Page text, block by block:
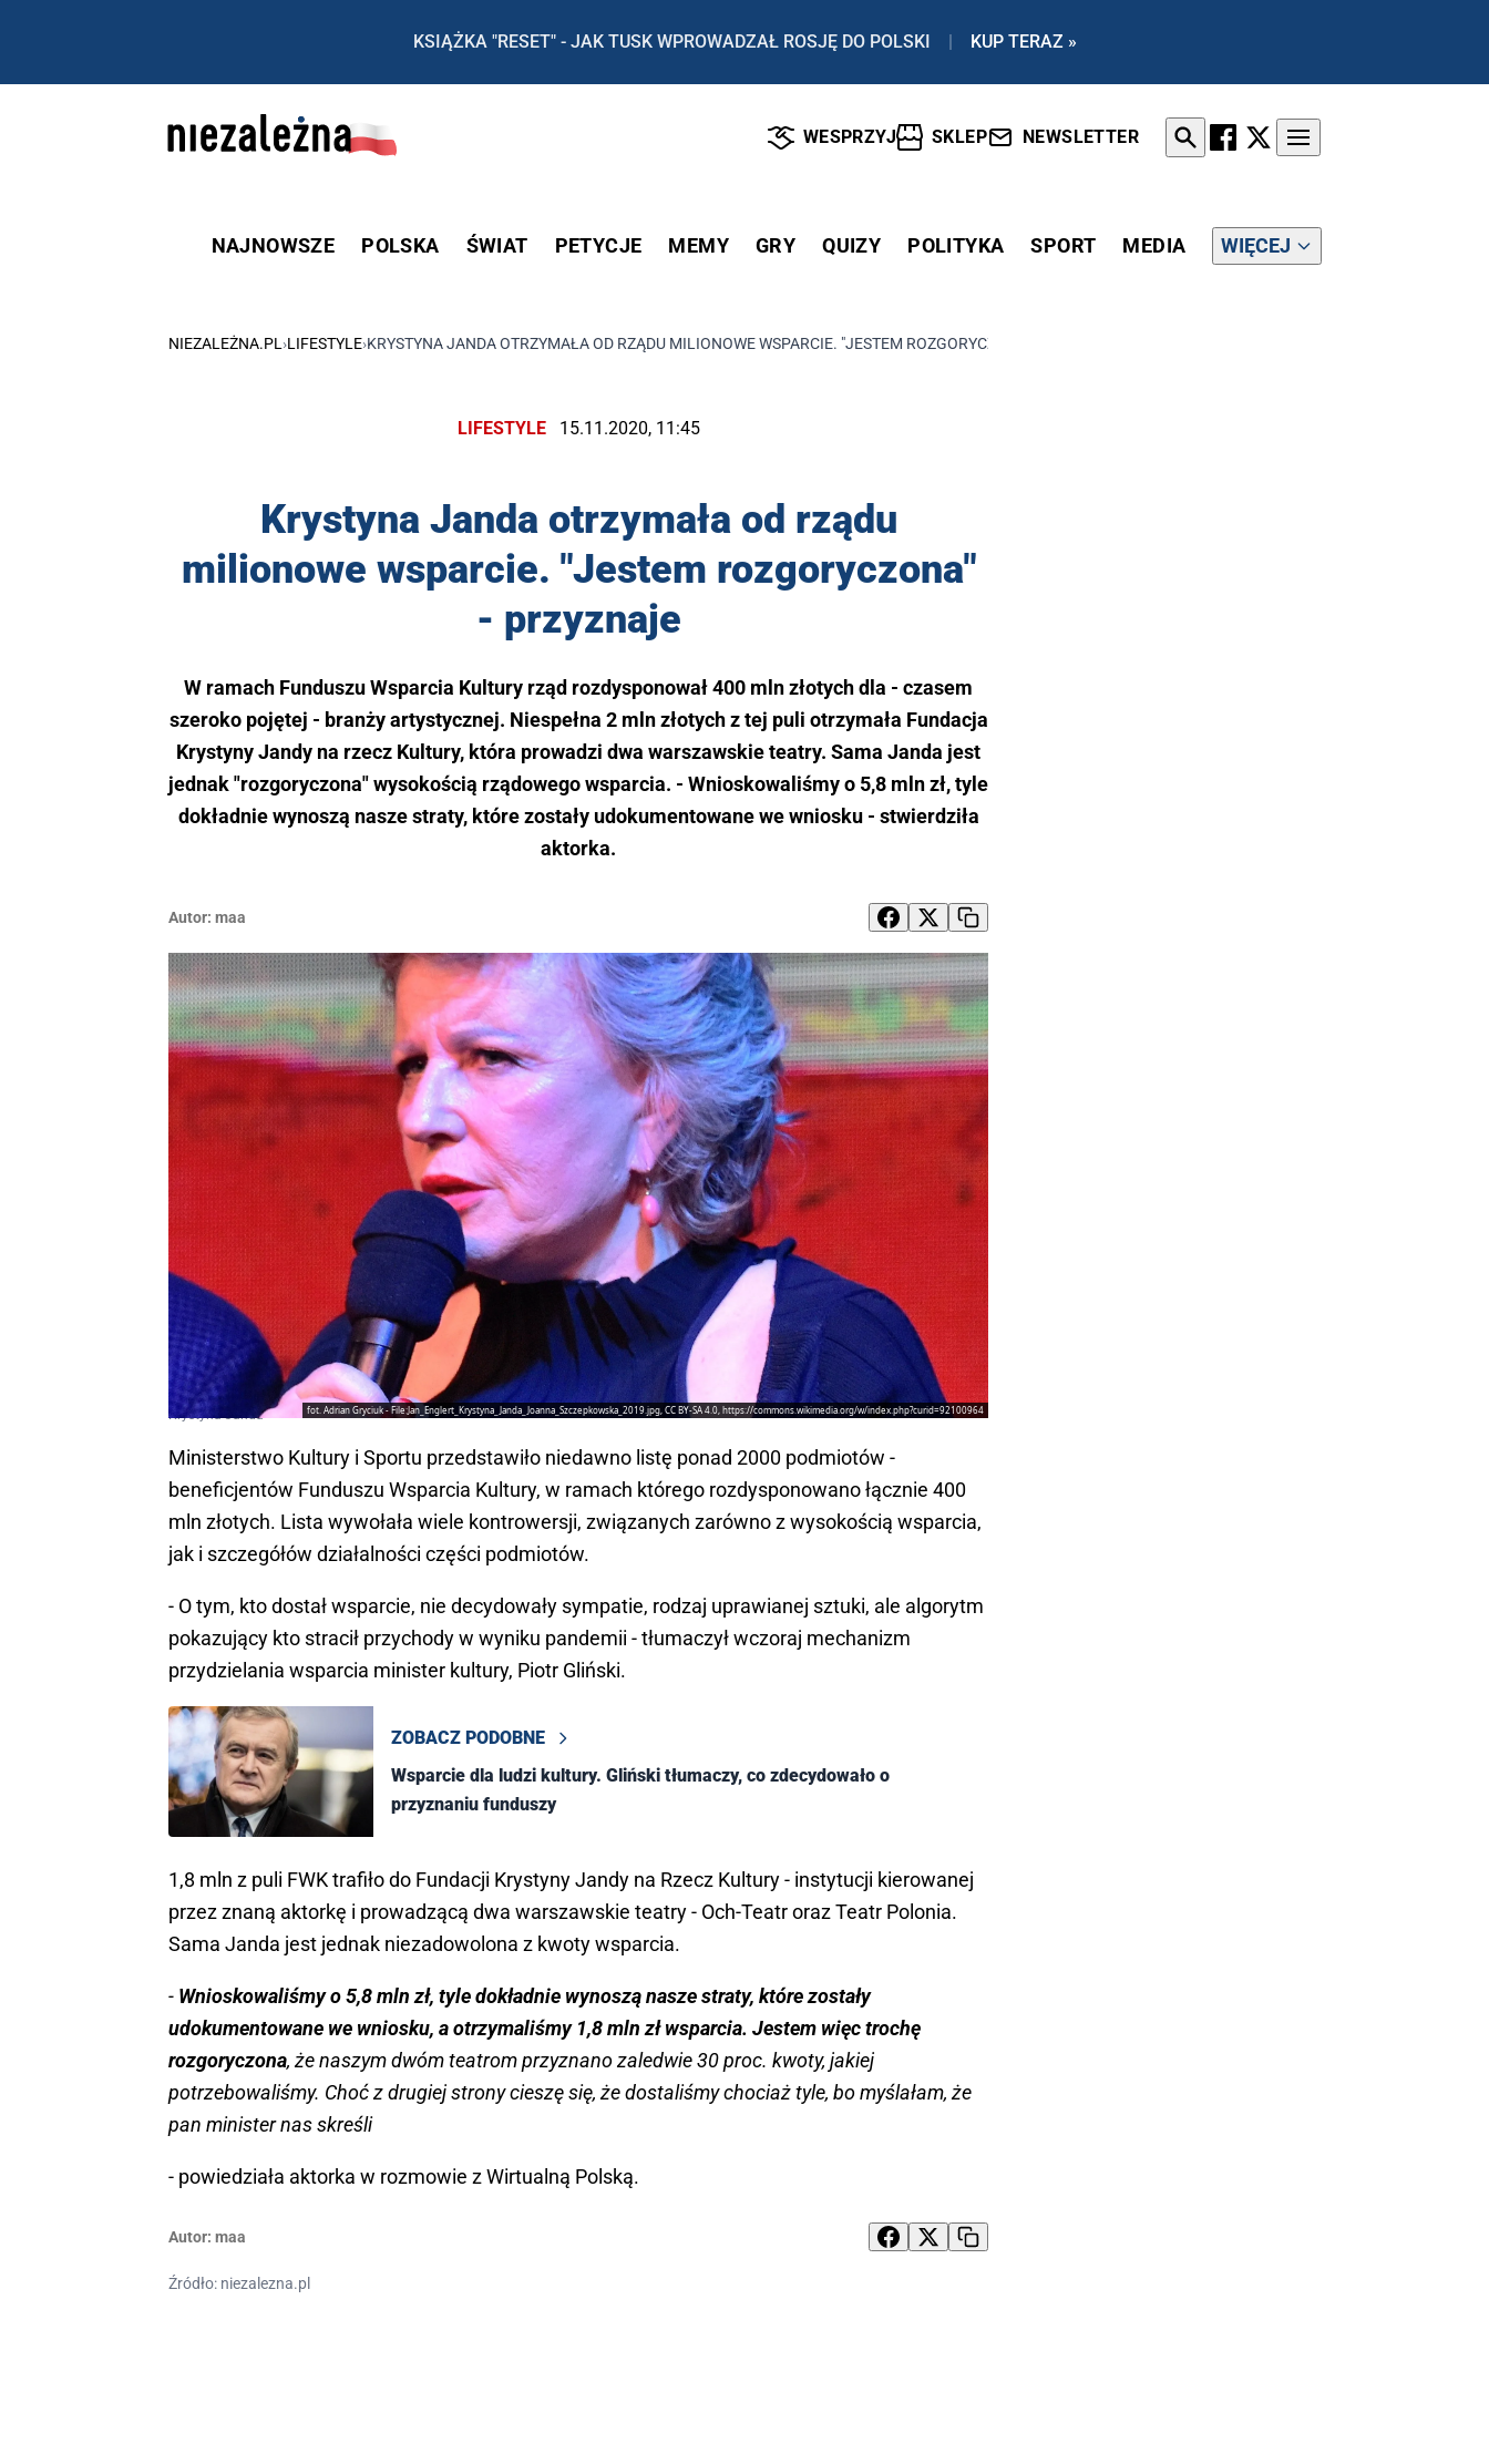
KSIĄŻKA "RESET" - JAK TUSK WPROWADZAŁ ROSJĘ DO POLSKI | KUP TERAZ »
WESPRZYJ SKLEP NEWSLETTER
NAJNOWSZE POLSKA ŚWIAT PETYCJE MEMY GRY QUIZY POLITYKA SPORT MEDIA WIĘCEJ
NIEZALEŻNA.PL ›LIFESTYLE›KRYSTYNA JANDA OTRZYMAŁA OD RZĄDU MILIONOWE WSPARCIE. "JESTEM ROZGORYCZONA" - PRZYZNAJE
LIFESTYLE 15.11.2020, 11:45
Krystyna Janda otrzymała od rządu
milionowe wsparcie. "Jestem rozgoryczona"
- przyznaje
W ramach Funduszu Wsparcia Kultury rząd rozdysponował 400 mln złotych dla - czasem
szeroko pojętej - branży artystycznej. Niespełna 2 mln złotych z tej puli otrzymała Fundacja
Krystyny Jandy na rzecz Kultury, która prowadzi dwa warszawskie teatry. Sama Janda jest
jednak "rozgoryczona" wysokością rządowego wsparcia. - Wnioskowaliśmy o 5,8 mln zł, tyle
dokładnie wynoszą nasze straty, które zostały udokumentowane we wniosku - stwierdziła
aktorka.
Autor: maa
fot. Adrian Gryciuk - File:Jan_Englert_Krystyna_Janda_Joanna_Szczepkowska_2019.jpg, CC BY-SA 4.0, https://commons.wikimedia.org/w/index.php?curid=92100964
Krystyna Janda
Ministerstwo Kultury i Sportu przedstawiło niedawno listę ponad 2000 podmiotów -
beneficjentów Funduszu Wsparcia Kultury, w ramach którego rozdysponowano łącznie 400
mln złotych. Lista wywołała wiele kontrowersji, związanych zarówno z wysokością wsparcia,
jak i szczegółów działalności części podmiotów.
- O tym, kto dostał wsparcie, nie decydowały sympatie, rodzaj uprawianej sztuki, ale algorytm
pokazujący kto stracił przychody w wyniku pandemii - tłumaczył wczoraj mechanizm
przydzielania wsparcia minister kultury, Piotr Gliński.
ZOBACZ PODOBNE
Wsparcie dla ludzi kultury. Gliński tłumaczy, co zdecydowało o
przyznaniu funduszy
1,8 mln z puli FWK trafiło do Fundacji Krystyny Jandy na Rzecz Kultury - instytucji kierowanej
przez znaną aktorkę i prowadzącą dwa warszawskie teatry - Och-Teatr oraz Teatr Polonia.
Sama Janda jest jednak niezadowolona z kwoty wsparcia.
- Wnioskowaliśmy o 5,8 mln zł, tyle dokładnie wynoszą nasze straty, które zostały
udokumentowane we wniosku, a otrzymaliśmy 1,8 mln zł wsparcia. Jestem więc trochę
rozgoryczona, że naszym dwóm teatrom przyznano zaledwie 30 proc. kwoty, jakiej
potrzebowaliśmy. Choć z drugiej strony cieszę się, że dostaliśmy chociaż tyle, bo myślałam, że
pan minister nas skreśli
- powiedziała aktorka w rozmowie z Wirtualną Polską.
Autor: maa
Źródło: niezalezna.pl